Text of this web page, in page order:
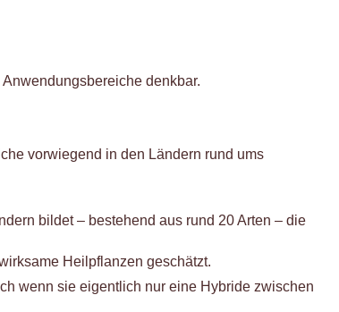
denkbar.
vorwiegend in den Ländern rund ums
bildet – bestehend aus rund 20 Arten – die
Heilpflanzen geschätzt.
wenn sie eigentlich nur eine Hybride zwischen